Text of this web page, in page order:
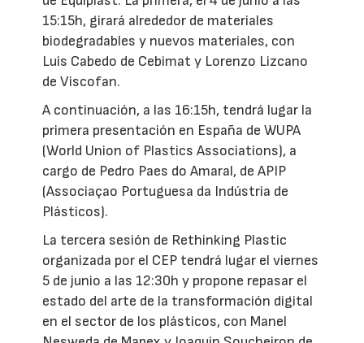
15:15h, girará alrededor de materiales
biodegradables y nuevos materiales, con
Luis Cabedo de Cebimat y Lorenzo Lizcano
de Viscofan.
A continuación, a las 16:15h, tendrá lugar la
primera presentación en España de WUPA
(World Union of Plastics Associations), a
cargo de Pedro Paes do Amaral, de APIP
(Associaçao Portuguesa da Indústria de
Plásticos).
La tercera sesión de Rethinking Plastic
organizada por el CEP tendrá lugar el viernes
5 de junio a las 12:30h y propone repasar el
estado del arte de la transformación digital
en el sector de los plásticos, con Manel